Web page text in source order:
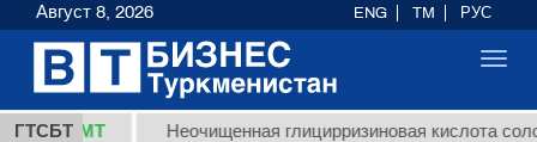
ГТСБТ
ТМТ Неочищенная глицирризиновая кислота
Август 8, 2026 ENG TM РУС